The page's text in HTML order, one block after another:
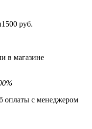
руб.
в магазине
оплаты с менеджером